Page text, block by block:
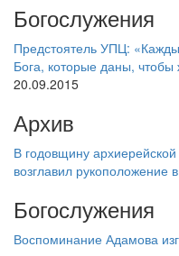
Богослужения
Предстоятель УПЦ:
Бога, которые даны,
20.09.2015
Архив
В годовщину
возглавил рукоположение
Богослужения
Воспоминание Адамова